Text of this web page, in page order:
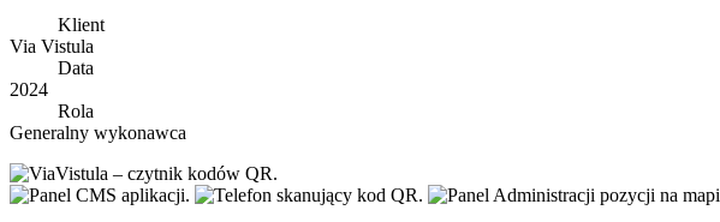
Klient
Via Vistula
Data
2024
Rola
Generalny wykonawca